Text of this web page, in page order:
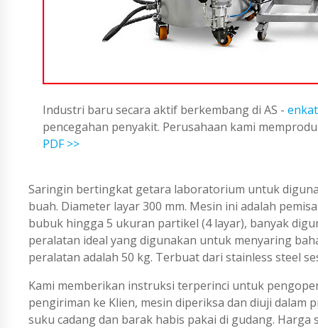
Industri baru secara aktif berkembang di AS -
pencegahan penyakit. Perusahaan kami
PDF >>
Saringin bertingkat getara laboratorium untuk
buah. Diameter layar 300 mm. Mesin ini adalah
bubuk hingga 5 ukuran partikel (4 layar), banyak
peralatan ideal yang digunakan untuk menyaring
peralatan adalah 50 kg. Terbuat dari stainless steel
Kami memberikan instruksi terperinci untuk
pengiriman ke Klien, mesin diperiksa dan diuji dalam
suku cadang dan barak habis pakai di gudang.